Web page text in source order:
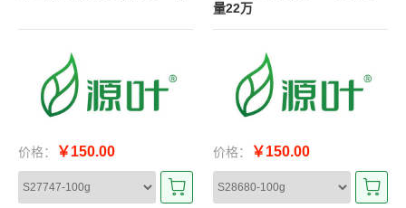
价格： ￥150.00
量22万
价格： ￥150.00